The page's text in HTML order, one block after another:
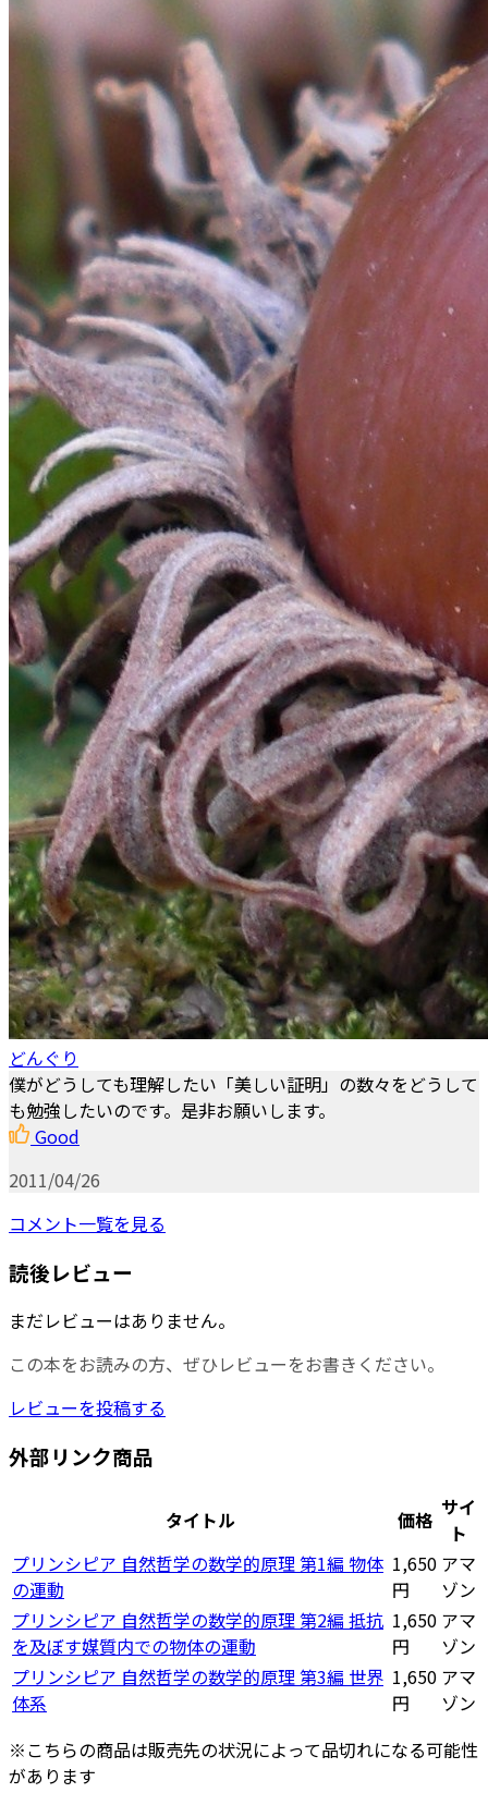
どんぐり
僕がどうしても理解したい「美しい証明」の数々をどうして
も勉強したいのです。是非お願いします。
Good
2011/04/26
コメント一覧を見る
読後レビュー
まだレビューはありません。
この本をお読みの方、ぜひレビューをお書きください。
レビューを投稿する
外部リンク商品
タイトル 価格 サイ
ト
プリンシピア 自然哲学の数学的原理 第1編 物体
の運動
1,650
円
アマ
ゾン
プリンシピア 自然哲学の数学的原理 第2編 抵抗
を及ぼす媒質内での物体の運動
1,650
円
アマ
ゾン
プリンシピア 自然哲学の数学的原理 第3編 世界
体系
1,650
円
アマ
ゾン
※こちらの商品は販売先の状況によって品切れになる可能性
があります